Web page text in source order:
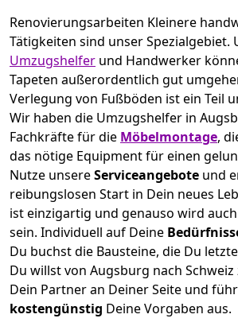
Renovierungsarbeiten Kleinere
Tätigkeiten sind unser Spezialgebiet.
Umzugshelfer und Handwerker
Tapeten außerordentlich gut
Verlegung von Fußböden ist ein Teil
Wir haben die Umzugshelfer in
Fachkräfte für die Möbelmontage,
das nötige Equipment für einen
Nutze unsereServiceangebote und
reibungslosen Start in Dein neues
ist einzigartig und genauso wird
sein. Individuell auf Deine
Du buchst die Bausteine, die Du
Du willst von Augsburg nach Schweiz
Dein Partner an Deiner Seite und
kostengünstig Deine Vorgaben aus.